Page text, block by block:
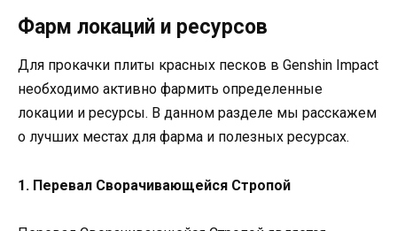
Фарм локаций и ресурсов
Для прокачки плиты красных песков в Genshin Impact
необходимо активно фармить определенные
локации и ресурсы. В данном разделе мы расскажем
о лучших местах для фарма и полезных ресурсах.
1. Перевал Сворачивающейся Стропой